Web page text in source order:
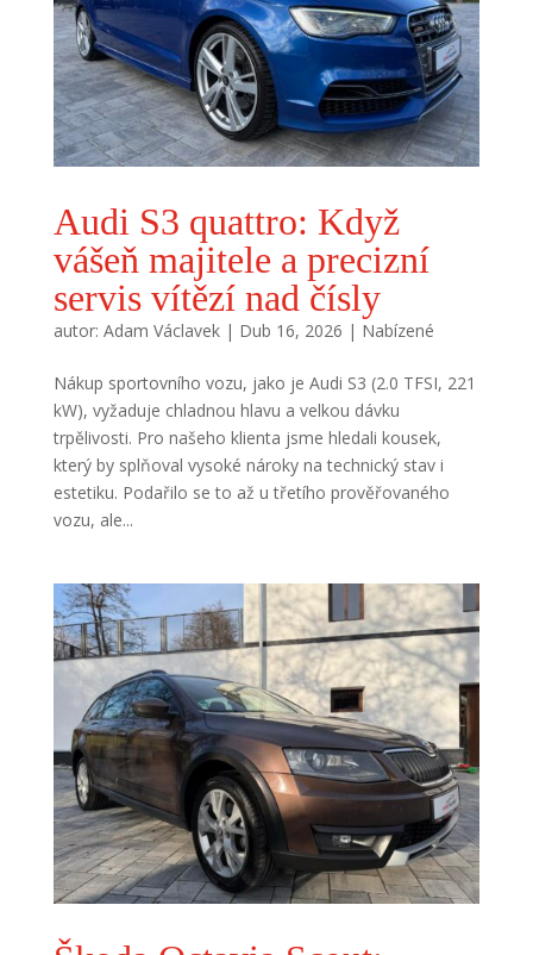
Audi S3 quattro: Když
vášeň majitele a precizní
servis vítězí nad čísly
autor: Adam Václavek| Dub 16, 2026 | Nabízené
Nákup sportovního vozu, jako je Audi S3 (2.0 TFSI, 221
kW), vyžaduje chladnou hlavu a velkou dávku
trpělivosti. Pro našeho klienta jsme hledali kousek,
který by splňoval vysoké nároky na technický stav i
estetiku. Podařilo se to až u třetího prověřovaného
vozu, ale...